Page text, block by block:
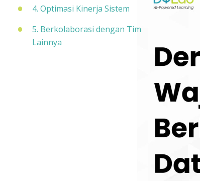
4. Optimasi Kinerja Sistem
5. Berkolaborasi dengan Tim
Lainnya